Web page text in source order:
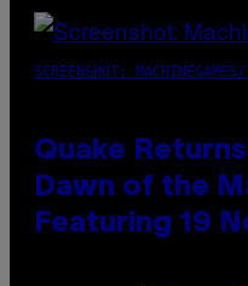
SCREENSHOT:
Quake
Dawn of the
Featuring 19